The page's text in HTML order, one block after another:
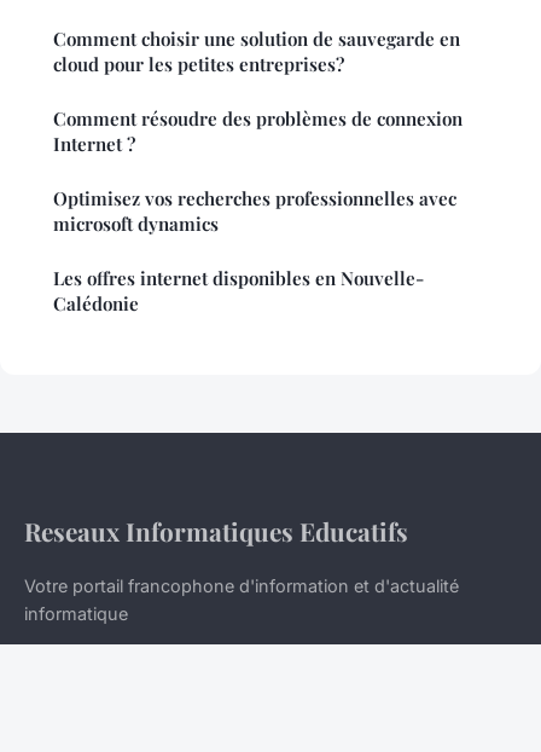
Comment choisir une solution de sauvegarde en
cloud pour les petites entreprises?
Comment résoudre des problèmes de connexion
Internet ?
Optimisez vos recherches professionnelles avec
microsoft dynamics
Les offres internet disponibles en Nouvelle-
Calédonie
Reseaux Informatiques Educatifs
Votre portail francophone d'information et d'actualité
informatique